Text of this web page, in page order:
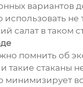
вариантов
не
в таком
помнить об
такие стаканы